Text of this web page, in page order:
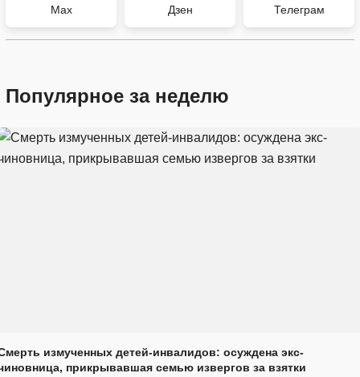
Max Дзен Телеграм
Популярное за неделю
измученных детей-инвалидов: осуждена экс-
прикрывавшая семью извергов за взятки